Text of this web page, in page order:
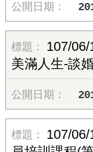
107/
美滿人生-談
107/